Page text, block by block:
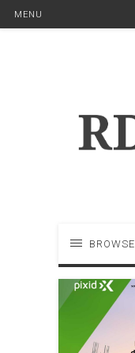
MENU
BROWSE